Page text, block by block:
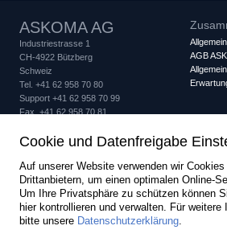
ASKOMA AG
Industriestrasse 1
CH-4922 Bützberg
Schweiz
Tel. +41 62 958 70 80
Support +41 62 958 70 99
Fax +41 62 958 70 81
AGB
Qualitätszertifikat
IQNet-Zertifikat
DGRL-Zertifikat Modul B
DGRL-Zertifikat Modul D
Cookie
Cookie und Datenfreigabe
Auf unserer Website verwenden wir
Drittanbietern, um einen optimalen Online-
Um Ihre Privatsphäre zu schützen können
hier kontrollieren und verwalten. Für weitere
bitte unsere Datenschutzerklärung.